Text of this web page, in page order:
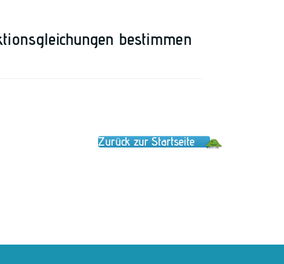
bestimmen
Zurück zur Startseite